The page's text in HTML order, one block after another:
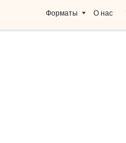
О нас Что даём
Форматы